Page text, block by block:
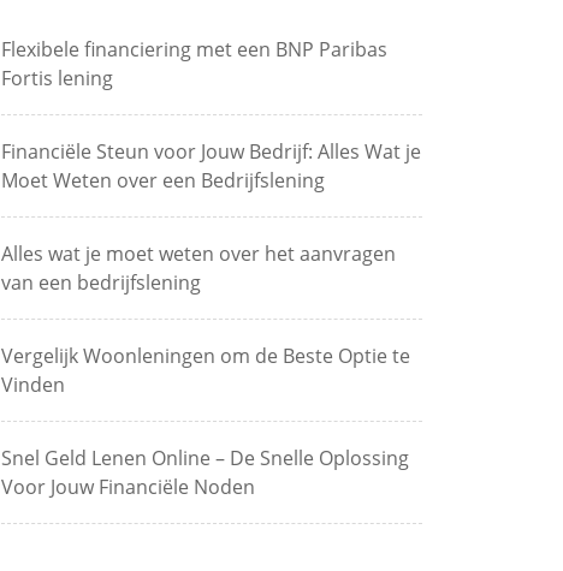
Flexibele financiering met een BNP Paribas
Fortis lening
Financiële Steun voor Jouw Bedrijf: Alles Wat je
Moet Weten over een Bedrijfslening
Alles wat je moet weten over het aanvragen
van een bedrijfslening
Vergelijk Woonleningen om de Beste Optie te
Vinden
Snel Geld Lenen Online – De Snelle Oplossing
Voor Jouw Financiële Noden